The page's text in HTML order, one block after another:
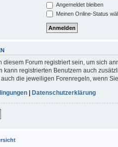
Angemeldet bleiben
Meinen Online-Status
diesem Forum registriert sein, um sich
kann registrierten Benutzern auch
die jeweiligen Forenregeln, wenn
| Datenschutzerklärung